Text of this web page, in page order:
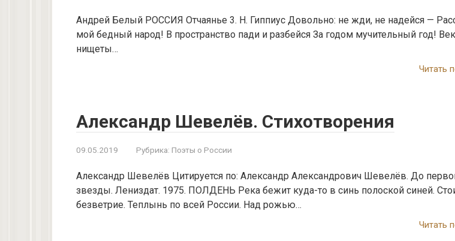
Андрей Белый РОССИЯ Отчаянье 3. Н. Гиппиус Довольно: не жди, не надейся —
мой бедный народ! В пространство пади и разбейся За годом мучительный год!
нищеты…
Читать
Александр Шевелёв. Стихотворения
09.05.2019 Рубрика: Поэты о России
Александр Шевелёв Цитируется по: Александр Александрович Шевелёв. До
звезды. Лениздат. 1975. ПОЛДЕНЬ Река бежит куда-то в синь полоской синей.
безветрие. Теплынь по всей России. Над рожью…
Читать